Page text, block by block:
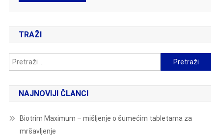
TRAŽI
Pretraži:
NAJNOVIJI ČLANCI
Biotrim Maximum – mišljenje o šumećim tabletama za
mršavljenje